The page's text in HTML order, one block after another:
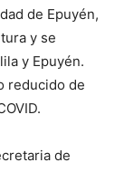
de Epuyén,
y se
y Epuyén.
reducido de
de